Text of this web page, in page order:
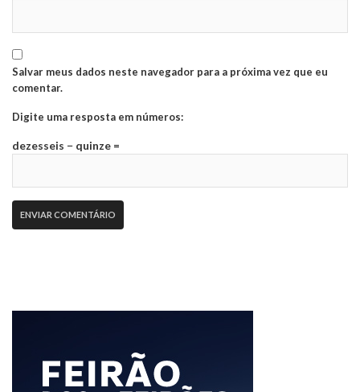
Salvar meus dados neste navegador para a próxima vez que eu
comentar.
Digite uma resposta em números:
dezesseis − quinze =